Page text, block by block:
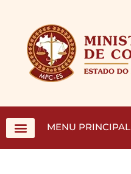
MENU PRINCIPAL